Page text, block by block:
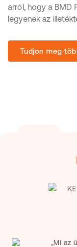
arról, hogy a BMD
legyenek az
Tudjon meg
„Mi az